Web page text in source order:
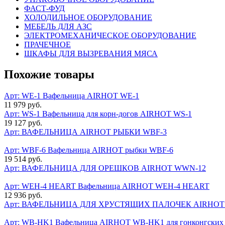
ФАСТ-ФУД
ХОЛОДИЛЬНОЕ ОБОРУДОВАНИЕ
МЕБЕЛЬ ДЛЯ АЗС
ЭЛЕКТРОМЕХАНИЧЕСКОЕ ОБОРУДОВАНИЕ
ПРАЧЕЧНОЕ
ШКАФЫ ДЛЯ ВЫЗРЕВАНИЯ МЯСА
Похожие товары
Арт: WE-1 Вафельница AIRHOT WE-1
11 979 руб.
Арт: WS-1 Вафельница для корн-догов AIRHOT WS-1
19 127 руб.
Арт: ВАФЕЛЬНИЦА AIRHOT РЫБКИ WBF-3
Арт: WBF-6 Вафельница AIRHOT рыбки WBF-6
19 514 руб.
Арт: ВАФЕЛЬНИЦА ДЛЯ ОРЕШКОВ AIRHOT WWN-12
Арт: WEH-4 HEART Вафельница AIRHOT WEH-4 HEART
12 936 руб.
Арт: ВАФЕЛЬНИЦА ДЛЯ ХРУСТЯЩИХ ПАЛОЧЕК AIRHOT
Арт: WB-HK1 Вафельница AIRHOT WB-HK1 для гонконгских